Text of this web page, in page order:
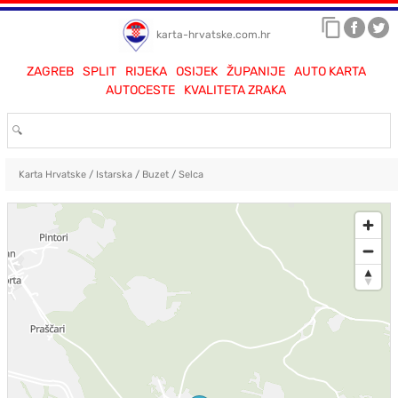
karta-hrvatske.com.hr
ZAGREB SPLIT RIJEKA OSIJEK ŽUPANIJE
AUTO KARTA
AUTOCESTE
KVALITETA ZRAKA
Karta Hrvatske/ Istarska/ Buzet/ Selca